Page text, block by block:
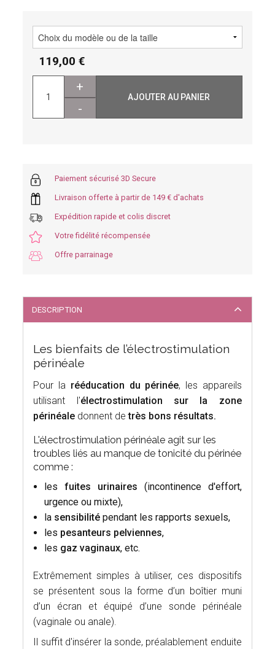
119,00
+
-
AJOUTER AU PANIER
Paiement sécurisé 3D Secure
Livraison offerte à partir de 149 € d'achats
Expédition rapide et colis discret
Votre fidélité récompensée
Offre parrainage
DESCRIPTION
Les bienfaits de l’électrostimulation
périnéale
Pour la rééducation du périnée, les appareils
utilisant l'électrostimulation sur la zone
périnéale donnent de très bons résultats.
L'électrostimulation périnéale agit sur les
troubles liés au manque de tonicité du périnée
comme :
les fuites urinaires (incontinence d'effort,
urgence ou mixte),
la sensibilité pendant les rapports sexuels,
les pesanteurs pelviennes,
les gaz vaginaux, etc.
Extrêmement simples à utiliser, ces dispositifs
se présentent sous la forme d’un boîtier muni
d’un écran et équipé d’une sonde périnéale
(vaginale ou anale).
Il suffit d'insérer la sonde, préalablement enduite